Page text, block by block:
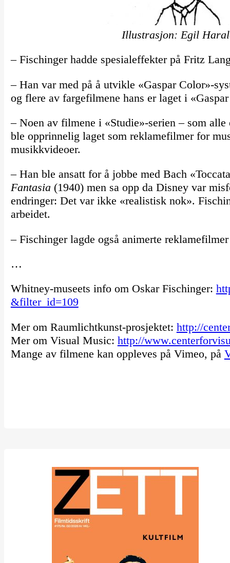
Illustrasjon: Egil
– Fischinger hadde spesialeffekter på Fritz
– Han var med på å utvikle «Gaspar Color»-
og flere av fargefilmene hans er laget i
– Noen av filmene i «Studie»-serien – som
ble opprinnelig laget som reklamefilmer for
musikkvideoer.
– Han ble ansatt for å jobbe med Bach
Fantasia (1940) men sa opp da Disney var
endringer: Det var ikke «realistisk nok».
arbeidet.
– Fischinger lagde også animerte reklamefilmer
…
Whitney-museets info om Oskar Fischinger:
&filter_id=109
Mer om Raumlichtkunst-prosjektet: http://
Mer om Visual Music: http://
Mange av filmene kan oppleves på Vimeo, på